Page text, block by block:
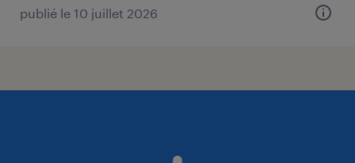
publié le 10 juillet 2026